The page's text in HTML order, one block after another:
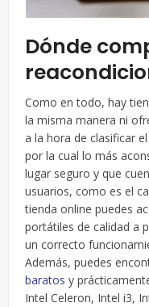
Dónde
Como en todo, hay
la misma manera ni
a la hora de clasificar
por la cual lo más
lugar seguro y que
usuarios, como es el
tienda online puedes
portátiles de calidad a
un correcto
Además, puedes
baratos y
Intel Celeron, Intel i3,